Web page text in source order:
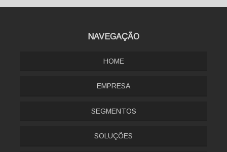
NAVEGAÇÃO
HOME
EMPRESA
SEGMENTOS
SOLUÇÕES